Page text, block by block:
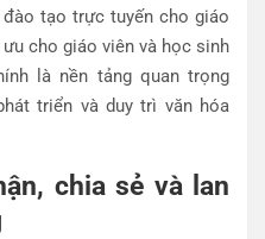
tạo trực tuyến cho giáo
cho giáo viên và học sinh
là nền tảng quan trọng
triển và duy trì văn hóa
chia sẻ và lan